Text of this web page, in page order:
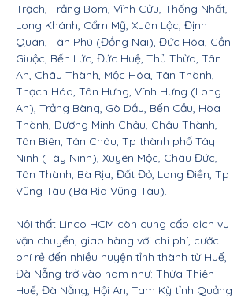
Trạch, Trảng Bom, Vĩnh Cửu, Thống Nhất,
Long Khánh, Cẩm Mỹ, Xuân Lộc, Định
Quán, Tân Phú (Đồng Nai), Đức Hòa, Cần
Giuộc, Bến Lức, Đức Huệ, Thủ Thừa, Tân
An, Châu Thành, Mộc Hóa, Tân Thành,
Thạch Hóa, Tân Hưng, Vĩnh Hưng (Long
An), Trảng Bàng, Gò Dầu, Bến Cầu, Hòa
Thành, Dương Minh Châu, Châu Thành,
Tân Biên, Tân Châu, Tp thành phố Tây
Ninh (Tây Ninh), Xuyên Mộc, Châu Đức,
Tân Thành, Bà Rịa, Đất Đỏ, Long Điền, Tp
Vũng Tàu (Bà Rịa Vũng Tàu).
Nội thất Linco HCM còn cung cấp dịch vụ
vận chuyển, giao hàng với chi phí, cước
phí rẻ đến nhiều huyện tỉnh thành từ Huế,
Đà Nẵng trở vào nam như: Thừa Thiên
Huế, Đà Nẵng, Hội An, Tam Kỳ tỉnh Quảng